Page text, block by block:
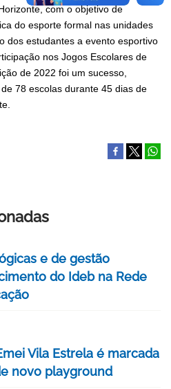
com o objetivo de
do esporte formal nas unidades
dos estudantes a evento esportivo
nos Jogos Escolares de
de 2022 foi um sucesso,
78 escolas durante 45 dias de
e de gestão
do Ideb na Rede
Vila Estrela é marcada
novo playground